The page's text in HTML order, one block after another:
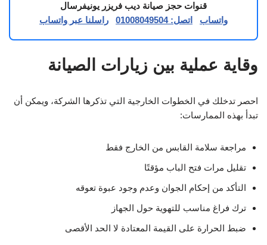
قنوات حجز صيانة ديب فريزر يونيفرسال
واتساب
اتصل: 01008049504 راسلنا عبر واتساب
وقاية عملية بين زيارات الصيانة
احصر تدخلك في الخطوات الخارجية التي تذكرها الشركة، ويمكن أن
تبدأ بهذه الممارسات:
مراجعة سلامة القابس من الخارج فقط
تقليل مرات فتح الباب مؤقتًا
التأكد من إحكام الجوان وعدم وجود عبوة تعوقه
ترك فراغ مناسب للتهوية حول الجهاز
ضبط الحرارة على القيمة المعتادة لا الحد الأقصى